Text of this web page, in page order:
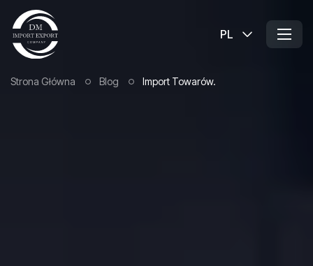
PL
Strona Główna Blog Import Towarów.